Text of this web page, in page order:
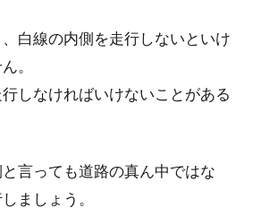
白線の内側を走行しないといけ
。
しなければいけないことがある
言っても道路の真ん中ではな
ましょう。